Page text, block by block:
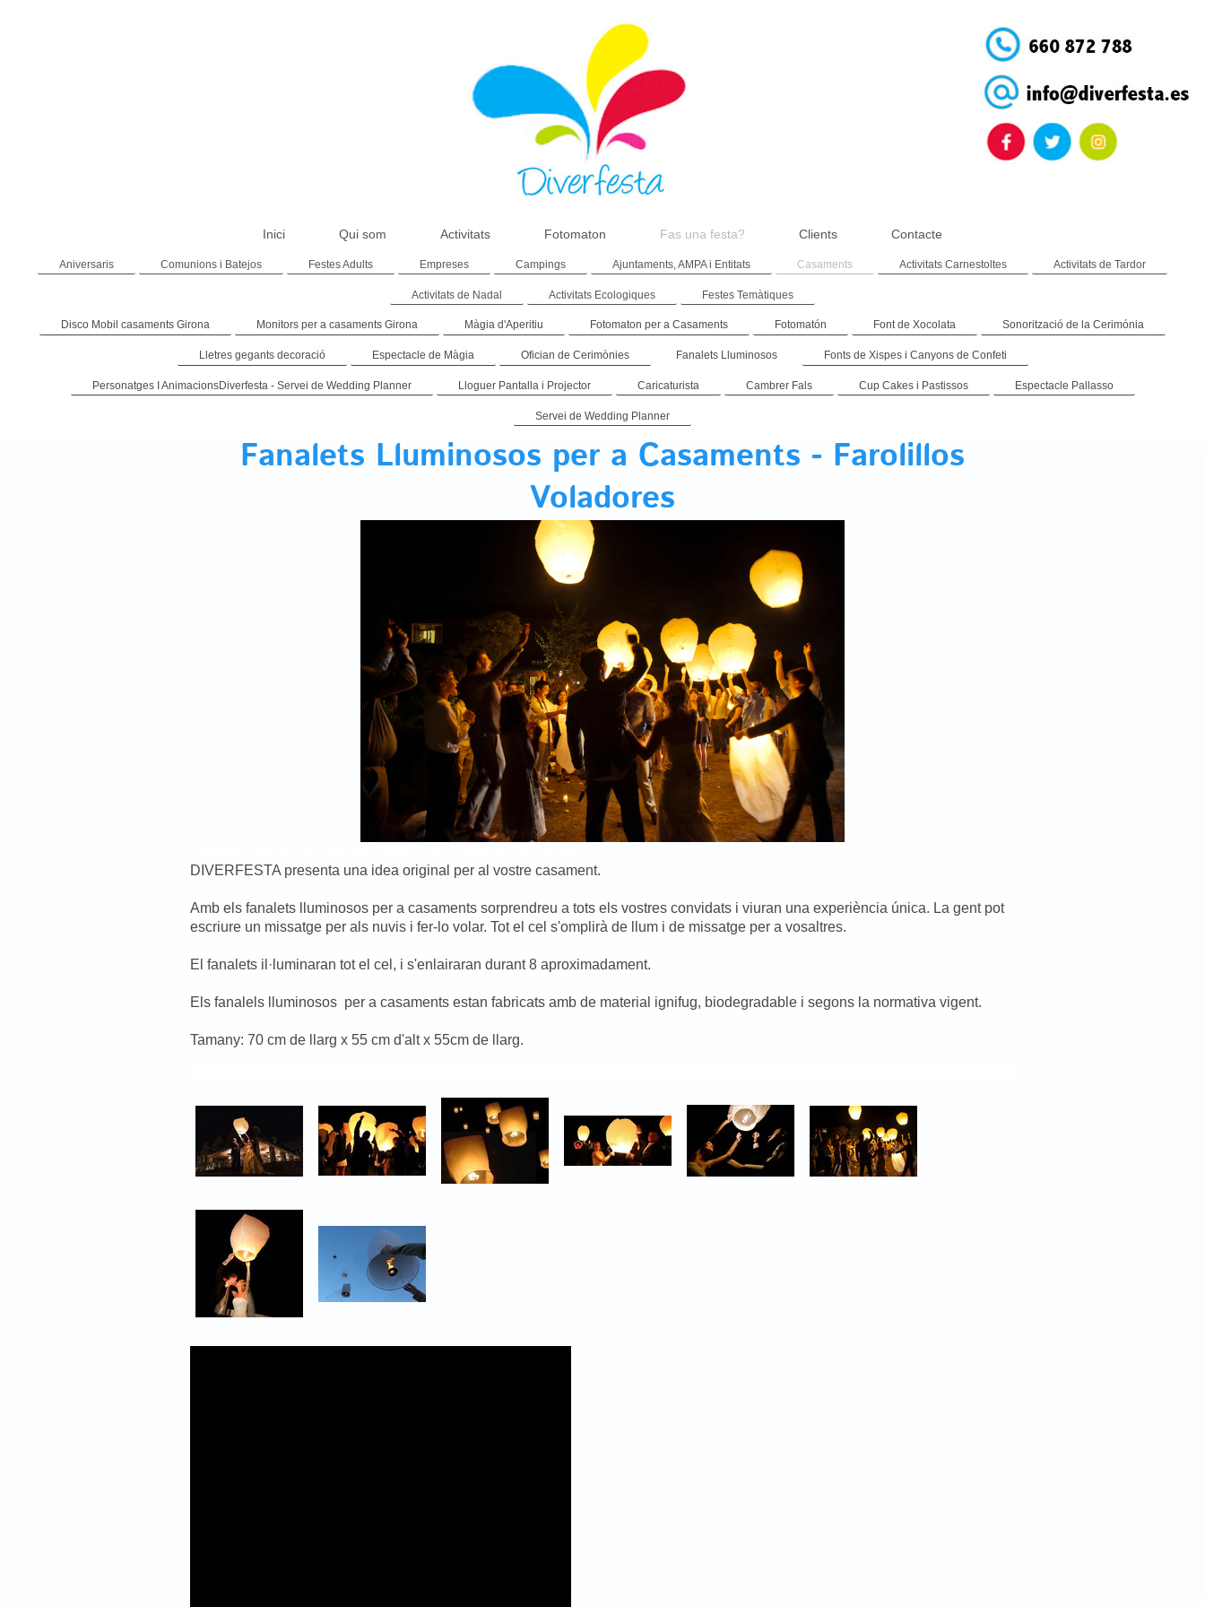
Inici Qui som Activitats Fotomaton Fas una festa? Clients Contacte
Aniversaris Comunions i Batejos Festes Adults Empreses Campings Ajuntaments, AMPA i Entitats Casaments Activitats Carnestoltes Activitats de Tardor
Activitats de Nadal Activitats Ecologiques Festes Temàtiques
Disco Mobil casaments Girona Monitors per a casaments Girona Màgia d'Aperitiu Fotomaton per a Casaments Fotomatón Font de Xocolata Sonorització de la Cerimónia
Lletres gegants decoració Espectacle de Màgia Ofician de Cerimònies Fanalets Lluminosos Fonts de Xispes i Canyons de Confeti
Personatges I AnimacionsDiverfesta - Servei de Wedding Planner Lloguer Pantalla i Projector Caricaturista Cambrer Fals Cup Cakes i Pastissos Espectacle Pallasso
Servei de Wedding Planner
Fanalets Lluminosos per a Casaments - Farolillos
Voladores
DIVERFESTA presenta una idea original per al vostre casament.
Amb els fanalets lluminosos per a casaments sorprendreu a tots els vostres convidats i viuran una experiència única. La gent pot
escriure un missatge per als nuvis i fer-lo volar. Tot el cel s'omplirà de llum i de missatge per a vosaltres.
El fanalets il·luminaran tot el cel, i s'enlairaran durant 8 aproximadament.
Els fanalels lluminosos per a casaments estan fabricats amb de material ignifug, biodegradable i segons la normativa vigent.
Tamany: 70 cm de llarg x 55 cm d'alt x 55cm de llarg.